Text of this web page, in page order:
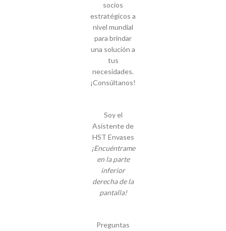
socios
estratégicos a
nivel mundial
para brindar
una solución a
tus
necesidades.
¡Consúltanos!
Soy el
Asistente de
HST Envases
¡Encuéntrame
en la parte
inferior
derecha de la
pantalla!
Preguntas